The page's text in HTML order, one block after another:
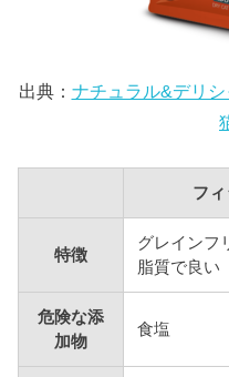
出典： ナチュラル&デリ
フ
特徴
グレインフ
脂質で良い
危険な添
加物
食塩